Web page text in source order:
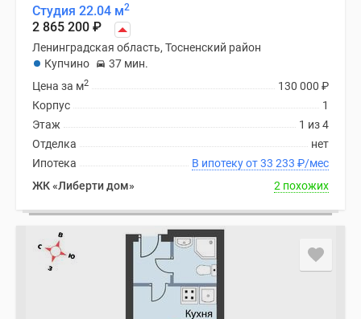
Студия 22.04 м2
2 865 200 ₽
Ленинградская область, Тосненский район
Купчино
37 мин.
130 000 ₽
Цена за м2
1
Корпус
1 из 4
Этаж
нет
Отделка
В ипотеку от 33 233 ₽/мес
Ипотека
ЖК «Либерти дом»
2 похожих